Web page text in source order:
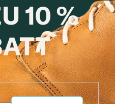
10 %